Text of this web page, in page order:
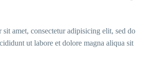
amet, consectetur adipisicing elit, sed do
ut labore et dolore magna aliqua sit